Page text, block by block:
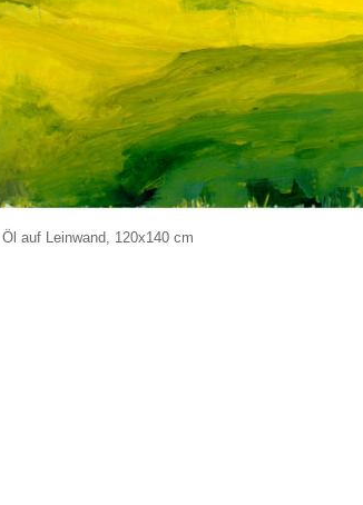
, Öl auf Leinwand, 120x140 cm